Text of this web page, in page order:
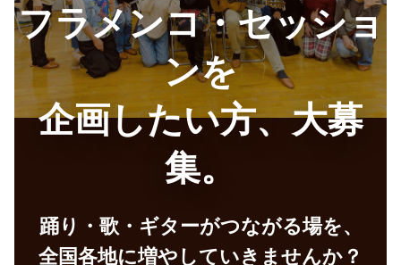
フラメンコ・セッショ
ンを
企画したい方、大募
集。
踊り・歌・ギターがつながる場を、
全国各地に増やしていきませんか？